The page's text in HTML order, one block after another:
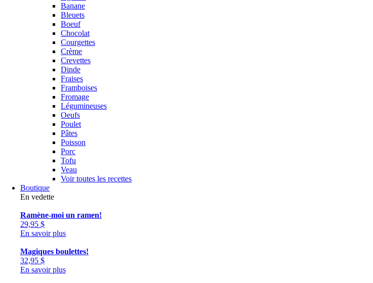
Banane
Bleuets
Boeuf
Chocolat
Courgettes
Crème
Crevettes
Dinde
Fraises
Framboises
Fromage
Légumineuses
Oeufs
Poulet
Pâtes
Poisson
Porc
Tofu
Veau
Voir toutes les recettes
Boutique
En vedette
Ramène-moi un ramen!
29,95 $
En savoir plus
Magiques boulettes!
32,95 $
En savoir plus